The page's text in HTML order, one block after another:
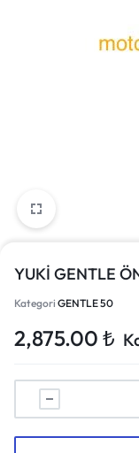
YUKİ GENTLE
Kategori GENTLE 50
2,875.00 ₺